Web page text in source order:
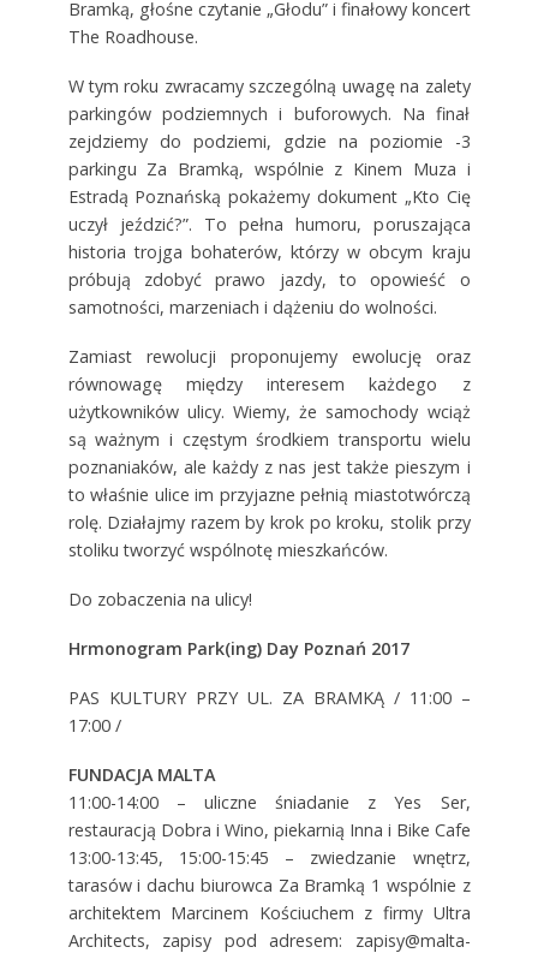
Bramką, głośne czytanie „Głodu” i finałowy koncert
The Roadhouse.
W tym roku zwracamy szczególną uwagę na zalety
parkingów podziemnych i buforowych. Na finał
zejdziemy do podziemi, gdzie na poziomie -3
parkingu Za Bramką, wspólnie z Kinem Muza i
Estradą Poznańską pokażemy dokument „Kto Cię
uczył jeździć?”. To pełna humoru, poruszająca
historia trojga bohaterów, którzy w obcym kraju
próbują zdobyć prawo jazdy, to opowieść o
samotności, marzeniach i dążeniu do wolności.
Zamiast rewolucji proponujemy ewolucję oraz
równowagę między interesem każdego z
użytkowników ulicy. Wiemy, że samochody wciąż
są ważnym i częstym środkiem transportu wielu
poznaniaków, ale każdy z nas jest także pieszym i
to właśnie ulice im przyjazne pełnią miastotwórczą
rolę. Działajmy razem by krok po kroku, stolik przy
stoliku tworzyć wspólnotę mieszkańców.
Do zobaczenia na ulicy!
Hrmonogram Park(ing) Day Poznań 2017
PAS KULTURY PRZY UL. ZA BRAMKĄ / 11:00 –
17:00 /
FUNDACJA MALTA
11:00-14:00 – uliczne śniadanie z Yes Ser,
restauracją Dobra i Wino, piekarnią Inna i Bike Cafe
13:00-13:45, 15:00-15:45 – zwiedzanie wnętrz,
tarasów i dachu biurowca Za Bramką 1 wspólnie z
architektem Marcinem Kościuchem z firmy Ultra
Architects, zapisy pod adresem: zapisy@malta-